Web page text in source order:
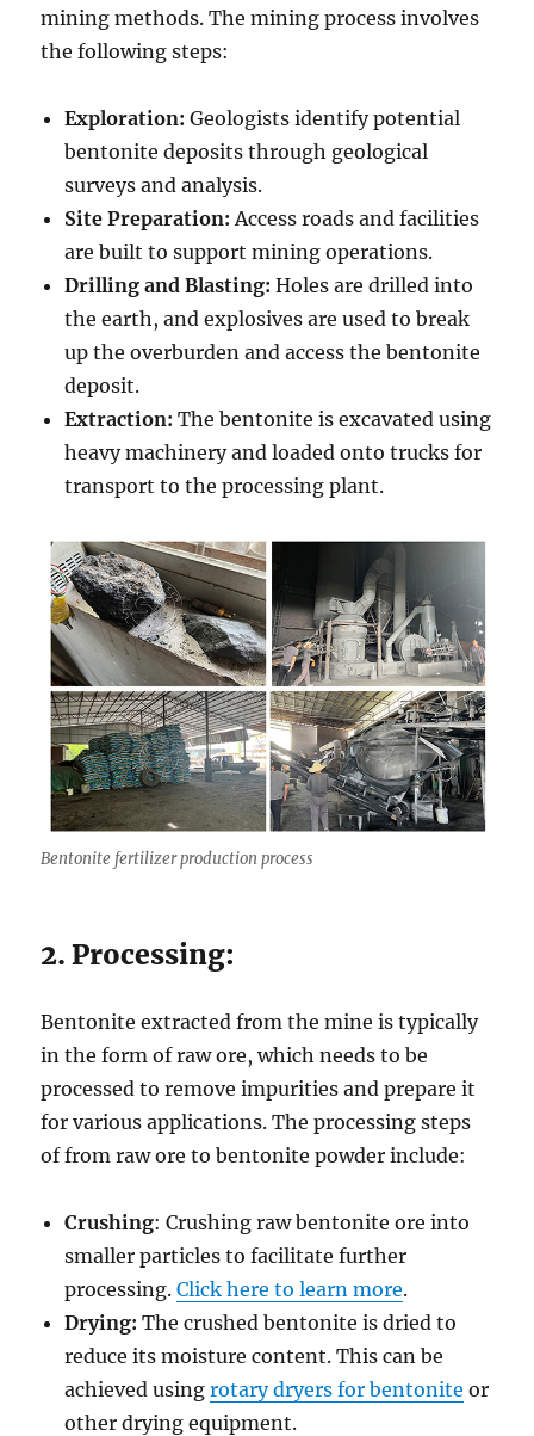
mining methods. The mining process involves
the following steps:
Exploration: Geologists identify potential
bentonite deposits through geological
surveys and analysis.
Site Preparation: Access roads and facilities
are built to support mining operations.
Drilling and Blasting: Holes are drilled into
the earth, and explosives are used to break
up the overburden and access the bentonite
deposit.
Extraction: The bentonite is excavated using
heavy machinery and loaded onto trucks for
transport to the processing plant.
Bentonite fertilizer production process
2. Processing:
Bentonite extracted from the mine is typically
in the form of raw ore, which needs to be
processed to remove impurities and prepare it
for various applications. The processing steps
of from raw ore to bentonite powder include:
Crushing: Crushing raw bentonite ore into
smaller particles to facilitate further
processing.Click here to learn more.
Drying: The crushed bentonite is dried to
reduce its moisture content. This can be
achieved usingrotary dryers for bentonite or
other drying equipment.